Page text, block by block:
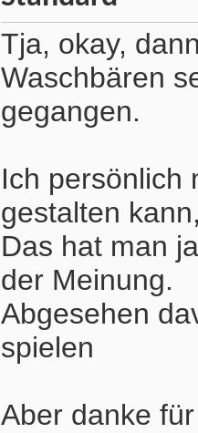
Tja, okay,
Waschbären
gegangen.
Ich persönlich
gestalten
Das hat man
der Meinung.
Abgesehen
spielen
Aber danke